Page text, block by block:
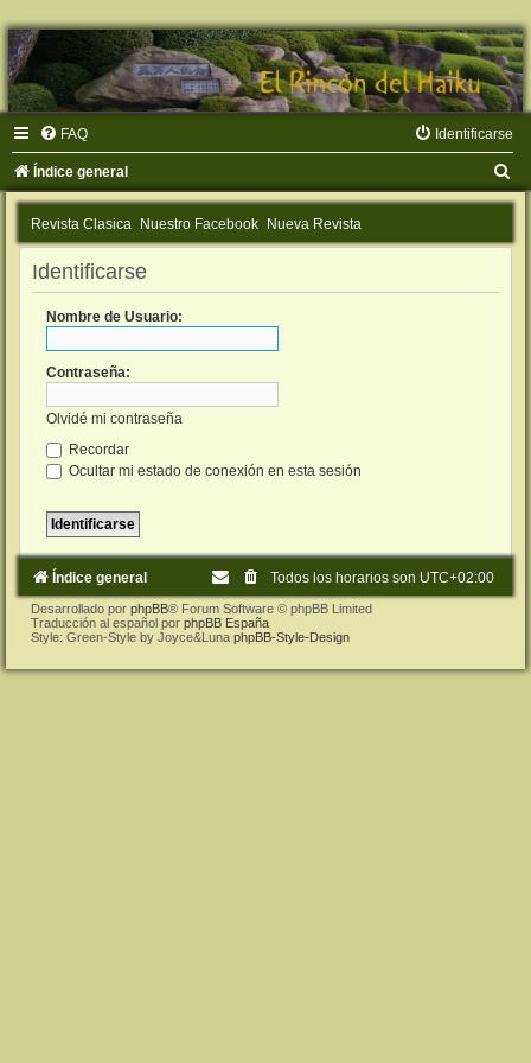
FAQ Identificarse
Índice general
u
Revista Clasica Nuestro Facebook Nueva Revista
Identificarse
Nombre de Usuario:
Contraseña:
Olvidé mi contraseña
Recordar
Ocultar mi estado de conexión en esta sesión
Índice general Todos los horarios son UTC+02:00
Desarrollado por phpBB® Forum Software © phpBB Limited
Traducción al español por phpBB España
Style: Green-Style by Joyce&Luna phpBB-Style-Design